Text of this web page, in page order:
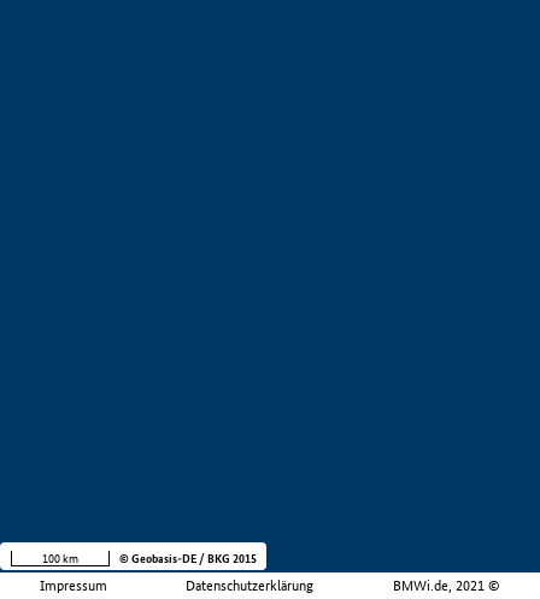
Impressum Datenschutzerklärung BMWi.de, 2021 ©
100 km © Geobasis-DE / BKG 2015